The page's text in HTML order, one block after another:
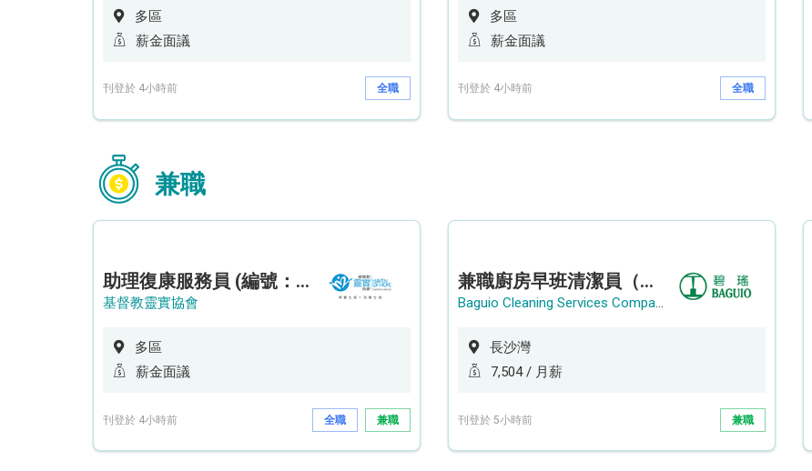
多區
薪金面議
刊登於 4小時前 全職
多區
薪金面議
刊登於 4小時前 全職
兼職
助理復康服務員 (編號：RSD/ARSW/CTE)
基督教靈實協會
多區
薪金面議
刊登於 4小時前 全職 兼職
兼職廚房早班清潔員（長沙灣）
Baguio Cleaning Services Company Limited
長沙灣
7,504 / 月薪
刊登於 5小時前 兼職